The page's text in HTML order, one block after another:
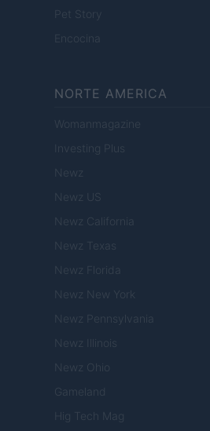
Pet Story
Encocina
NORTE AMERICA
Womanmagazine
Investing Plus
Newz
Newz US
Newz California
Newz Texas
Newz Florida
Newz New York
Newz Pennsylvania
Newz Illinois
Newz Ohio
Gameland
Hig Tech Mag